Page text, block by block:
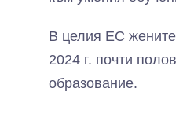
В целия ЕС
2024 г. почти
образование.